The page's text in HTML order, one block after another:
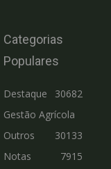
Categorias
Populares
Destaque
30682
Gestão Agrícola
30133
Outros
7915
Notas